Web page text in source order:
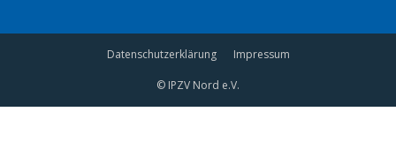
Datenschutzerklärung Impressum
© IPZV Nord e.V.